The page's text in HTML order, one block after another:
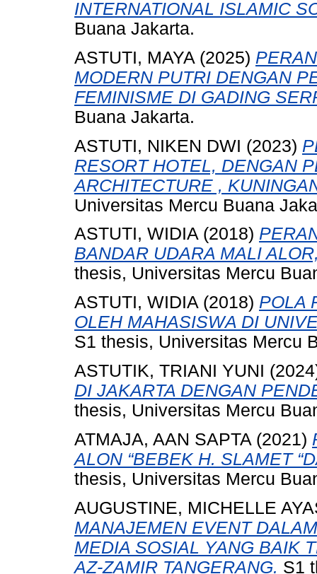
INTERNATIONAL ISLAMIC
Buana Jakarta.
ASTUTI, MAYA (2025)
MODERN PUTRI DENGAN
FEMINISME DI GADING
Buana Jakarta.
ASTUTI, NIKEN DWI (2023)
RESORT HOTEL, DENGAN
ARCHITECTURE ,
Universitas Mercu Buana
ASTUTI, WIDIA(2018)
BANDAR UDARA MALI
thesis, Universitas Mercu
ASTUTI, WIDIA (2018) POLA
OLEH MAHASISWA DI
S1 thesis, Universitas Mercu
ASTUTIK, TRIANI YUNI
DI JAKARTA DENGAN
thesis, Universitas Mercu
ATMAJA, AAN SAPTA (2021)
ALON “BEBEK H. SLAMET
thesis, Universitas Mercu
AUGUSTINE, MICHELLE
MANAJEMEN EVENT
MEDIA SOSIAL YANG BAIK
AZ-ZAMIR TANGERANG. S1